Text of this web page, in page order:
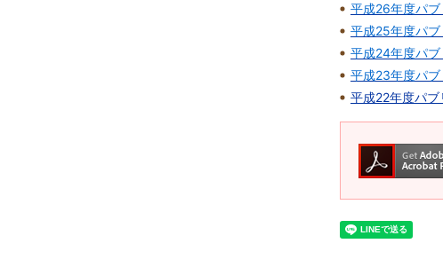
平成26年度パ
平成25年度パ
平成24年度パ
平成23年度パ
平成22年度パ